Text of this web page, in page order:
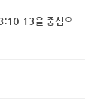
13을 중심으